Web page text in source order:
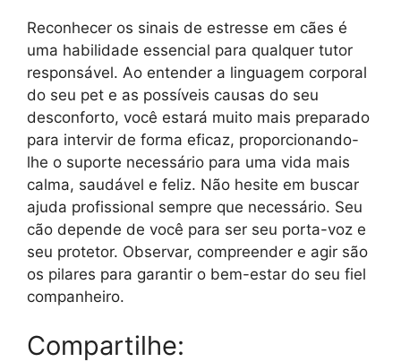
Reconhecer os sinais de estresse em cães é
uma habilidade essencial para qualquer tutor
responsável. Ao entender a linguagem corporal
do seu pet e as possíveis causas do seu
desconforto, você estará muito mais preparado
para intervir de forma eficaz, proporcionando-
lhe o suporte necessário para uma vida mais
calma, saudável e feliz. Não hesite em buscar
ajuda profissional sempre que necessário. Seu
cão depende de você para ser seu porta-voz e
seu protetor. Observar, compreender e agir são
os pilares para garantir o bem-estar do seu fiel
companheiro.
Compartilhe: